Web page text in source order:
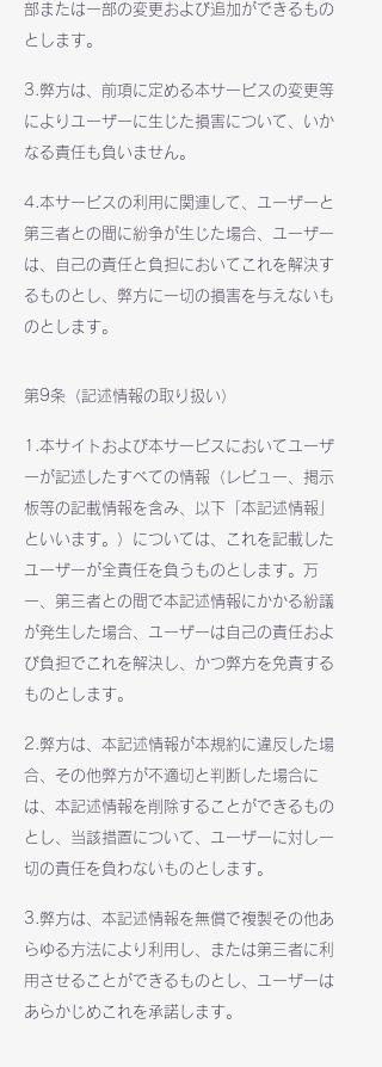
部または一部の変更および追加ができるもの
とします。
3.弊方は、前項に定める本サービスの変更等
によりユーザーに生じた損害について、いか
なる責任も負いません。
4.本サービスの利用に関連して、ユーザーと
第三者との間に紛争が生じた場合、ユーザー
は、自己の責任と負担においてこれを解決す
るものとし、弊方に一切の損害を与えないも
のとします。
第9条（記述情報の取り扱い）
1.本サイトおよび本サービスにおいてユーザ
ーが記述したすべての情報（レビュー、掲示
板等の記載情報を含み、以下「本記述情報」
といいます。）については、これを記載した
ユーザーが全責任を負うものとします。万
一、第三者との間で本記述情報にかかる紛議
が発生した場合、ユーザーは自己の責任およ
び負担でこれを解決し、かつ弊方を免責する
ものとします。
2.弊方は、本記述情報が本規約に違反した場
合、その他弊方が不適切と判断した場合に
は、本記述情報を削除することができるもの
とし、当該措置について、ユーザーに対し一
切の責任を負わないものとします。
3.弊方は、本記述情報を無償で複製その他あ
らゆる方法により利用し、または第三者に利
用させることができるものとし、ユーザーは
あらかじめこれを承諾します。